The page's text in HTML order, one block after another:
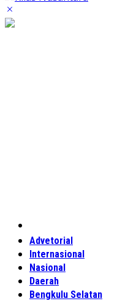
Advetorial
Internasional
Nasional
Daerah
Bengkulu Selatan